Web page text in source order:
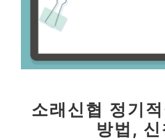
소래신협 정기
방법, 신